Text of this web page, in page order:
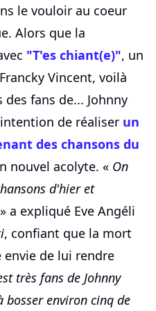
le vouloir au coeur
Alors que la
"T'es chiant(e)", un
Vincent, voilà
fans de... Johnny
de réaliser un
des chansons du
nouvel acolyte. « On
d'hier et
a expliqué Eve Angéli
, confiant que la mort
de lui rendre
très fans de Johnny
bosser envi­ron cinq de